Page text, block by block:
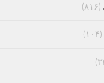
(۸۱۶)
(۱۰۴)